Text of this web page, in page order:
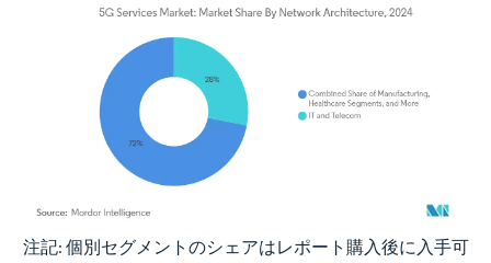
画像 © Mordor Intelligence。再利用にはCC BY 4.0の表示が必要です。
注記: 個別セグメントのシェアはレポート購入後に入手可